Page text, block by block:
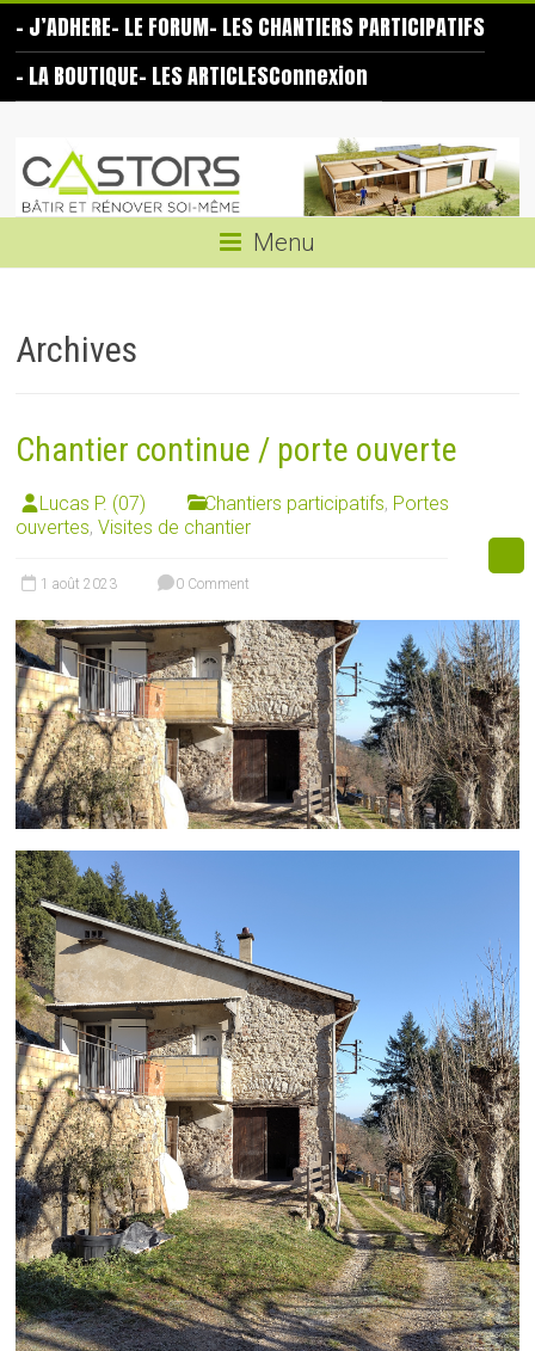
content
– J’ADHERE– LE FORUM– LES CHANTIERS PARTICIPATIFS
– LA BOUTIQUE– LES ARTICLESConnexion
Castors
même
Menu
Archives
Chantier continue / porte ouverte
Lucas P. (07) Chantiers participatifs, Portes
ouvertes,Visites de chantier
1 août 2023 0 Comment